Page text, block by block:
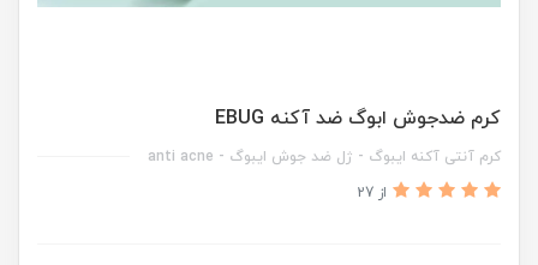
کرم ضدجوش ابوگ ضد آکنه EBUG
کرم آنتی آکنه ایبوگ‌ - ژل ضد جوش ایبوگ - anti acne
از 27